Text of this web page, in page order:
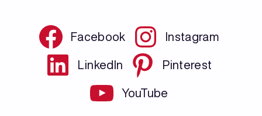
Facebook Instagram
LinkedIn Pinterest
YouTube